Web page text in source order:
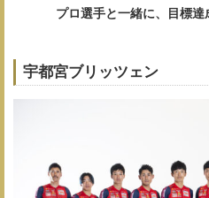
プロ選手と一緒に、目標達
宇都宮ブリッツェン